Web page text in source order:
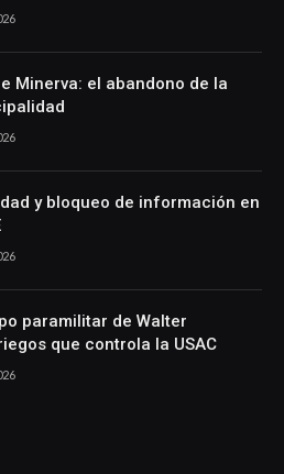
Minerva: el abandono de la
y bloqueo de información en
paramilitar de Walter
que controla la USAC